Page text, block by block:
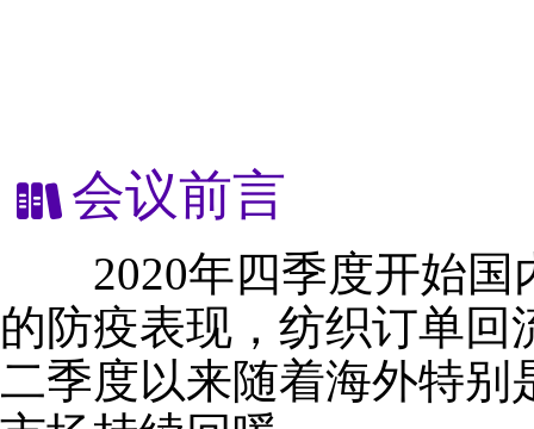
会议前言
2020年四季度开始国
的防疫表现，纺织订单
二季度以来随着海外特别